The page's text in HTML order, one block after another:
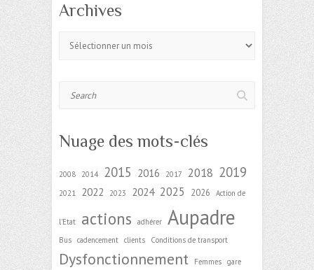
Archives
Nuage des mots-clés
2008 2014 2015 2016 2017 2018 2019
2021 2022 2023 2024 2025 2026 Action de
l'Etat actions adhérer Aupadre
Bus cadencement clients Conditions de transport
Dysfonctionnement Femmes gare